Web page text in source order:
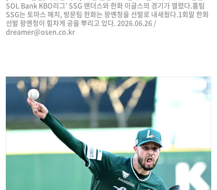
SOL Bank KBO리그’ SSG 랜더스와 한화 이글스의 경기가 열렸다.홈팀
SSG는 토마스 해치, 방문팀 한화는 왕옌청을 선발로 내세웠다.1회말 한화
선발 왕옌청이 힘차게 공을 뿌리고 있다. 2026.06.26 /
dreamer@osen.co.kr